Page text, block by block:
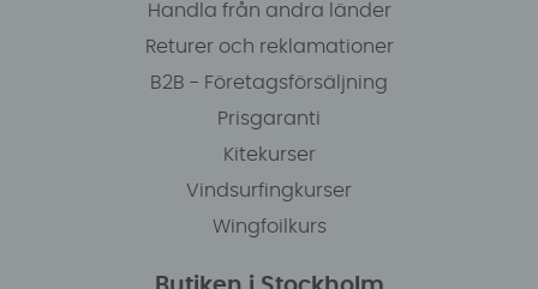
Handla från andra länder
Returer och reklamationer
B2B - Företagsförsäljning
Prisgaranti
Kitekurser
Vindsurfingkurser
Wingfoilkurs